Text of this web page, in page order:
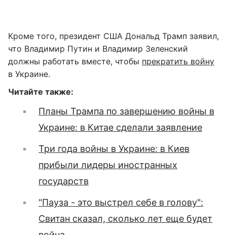
Кроме того, президент США Дональд Трамп заявил,
что Владимир Путин и Владимир Зеленский
должны работать вместе, чтобы прекратить войну
в Украине.
Читайте также:
Планы Трампа по завершению войны в
Украине: в Китае сделали заявление
Три года войны в Украине: в Киев
прибыли лидеры иностранных
государств
"Пауза - это выстрел себе в голову":
Свитан сказал, сколько лет еще будет